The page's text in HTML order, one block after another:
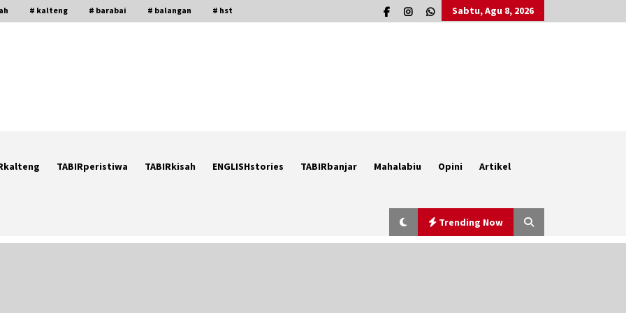
# kalteng # barabai # balangan # hst Sabtu, Agu 8, 2026
TABIRperistiwa TABIRkisah ENGLISHstories TABIRbanjar Mahalabiu Opini Artikel
Trending Now